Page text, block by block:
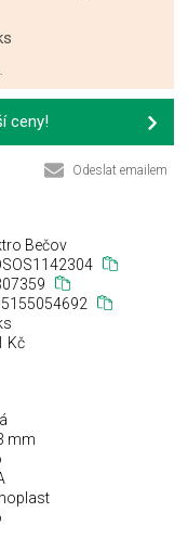
ceny!
Odeslat emailem
Bečov
Kč
mm